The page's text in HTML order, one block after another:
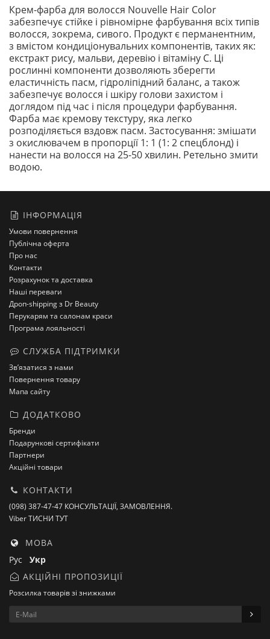
Крем-фарба для волосся Nouvelle Hair Color
забезпечує стійке і рівномірне фарбування всіх типів
волосся, зокрема, сивого. Продукт є перманентним,
з вмістом кондиціонувальних компонентів, таких як:
екстракт рису, мальви, деревію і вітаміну С. Ці
рослинні компоненти дозволяють зберегти
еластичність пасм, гідроліпідний баланс, а також
забезпечує волосся і шкіру голови захистом і
доглядом під час і після процедури фарбування.
Фарба має кремову текстуру, яка легко
розподіляється вздовж пасм. Застосування: змішати
з окислювачем в пропорції 1: 1 (1: 2 спецблонд) і
нанести на волосся на 25-50 хвилин. Ретельно змити
водою.
ІНФОРМАЦІЯ
Умови повернення
Публічна оферта
Про нас
Контакти
Розрахунок та доставка
Наші переваги
Дроп-shipping з Dr Beauty
Перукарям та салонам краси
Програма лояльності
СЛУЖБА ПІДТРИМКИ
Зв’язатися з нами
Повернення товару
Мапа сайту
ДОДАТКОВО
Бренди
Подарункові сертифікати
Партнери
Акційні товари
КОНТАКТИ
(098) 387-47-47 КОНСУЛЬТАЦІЇ, ЗАМОВЛЕННЯ.
Viber ТИСНИ ТУТ
МОВА
Рус Укр
АКЦІЙНІ ПРОПОЗИЦІЇ
Розсилка товарів зі знижками